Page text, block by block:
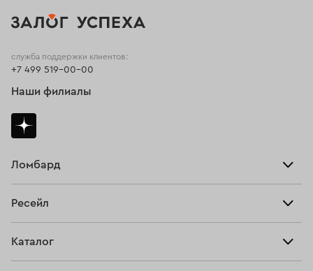
Ломбард
Тарифы
Ресейл
Каталог
служба поддержки клиентов:
+7 499 519-00-00
Наши филиалы